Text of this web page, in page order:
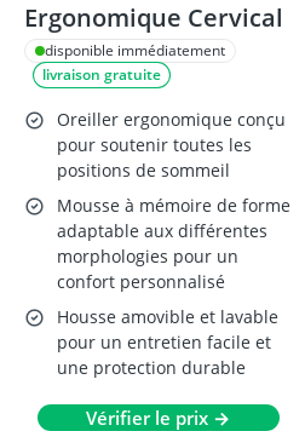
Ergonomique Cervical
disponible immédiatement
livraison gratuite
Oreiller ergonomique conçu
pour soutenir toutes les
positions de sommeil
Mousse à mémoire de forme
adaptable aux différentes
morphologies pour un
confort personnalisé
Housse amovible et lavable
pour un entretien facile et
une protection durable
Vérifier le prix →